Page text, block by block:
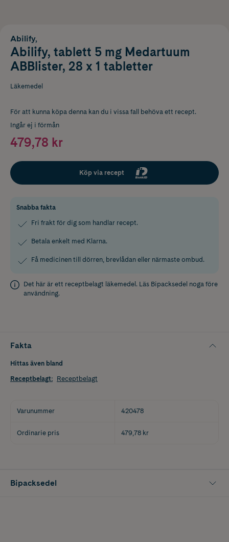
Abilify,
Abilify, tablett 5 mg Medartuum
ABBlister, 28 x 1 tabletter
Läkemedel
För att kunna köpa denna kan du i vissa fall behöva ett recept.
Ingår ej i förmån
479,78 kr
Köp via recept
Snabba fakta
Fri frakt för dig som handlar recept.
Betala enkelt med Klarna.
Få medicinen till dörren, brevlådan eller närmaste ombud.
Det här är ett receptbelagt läkemedel. Läs Bipacksedel noga före
användning.
Fakta
Hittas även bland
Receptbelagt: Receptbelagt
Varunummer 420478
Ordinarie pris 479,78 kr
Bipacksedel